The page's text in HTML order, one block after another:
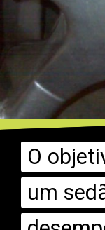
O
um
O
um